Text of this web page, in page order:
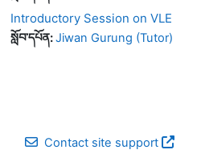
Introductory Session on VLE
སློབ་དཔོན:Jiwan Gurung (Tutor)
Contact site support